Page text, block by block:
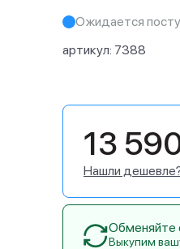
Ожидается
артикул: 7388
13
Нашли
Обменяйте
Выкупим